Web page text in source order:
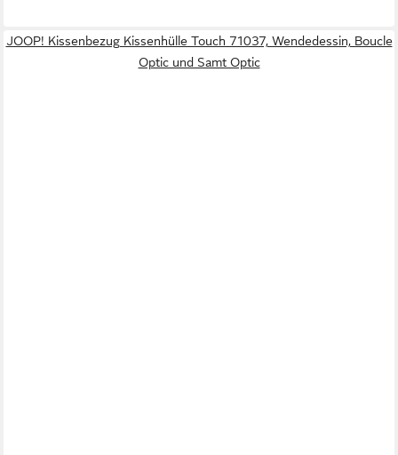
JOOP! Kissenbezug Kissenhülle Touch 71037, Wendedessin, Boucle
Optic und Samt Optic